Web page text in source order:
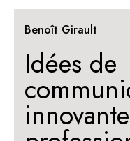
Benoît Girault
Idées de